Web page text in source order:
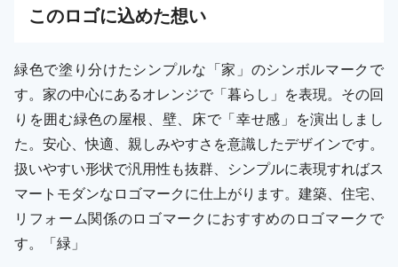
このロゴに込めた想い
緑色で塗り分けたシンプルな「家」のシンボルマークで
す。家の中心にあるオレンジで「暮らし」を表現。その回
りを囲む緑色の屋根、壁、床で「幸せ感」を演出しまし
た。安心、快適、親しみやすさを意識したデザインです。
扱いやすい形状で汎用性も抜群、シンプルに表現すればス
マートモダンなロゴマークに仕上がります。建築、住宅、
リフォーム関係のロゴマークにおすすめのロゴマークで
す。「緑」